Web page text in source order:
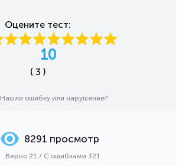
Оцените тест:
10
( 3 )
Нашли ошибку или нарушение?
8291 просмотр
Верно 21 / С ошибками 321